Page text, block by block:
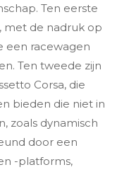
Ten eerste
met de nadruk op
een racewagen
Ten tweede zijn
Corsa, die
bieden die niet in
zoals dynamisch
door een
-platforms,